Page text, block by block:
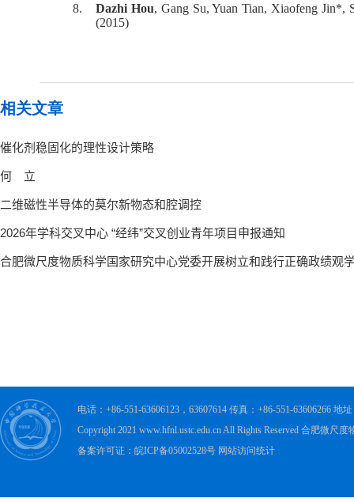
8.
Dazhi Hou, Gang Su, Yuan Tian, Xiaofeng
(2015)
相关文章
电话：+86-551-63606123，63607614 传真：+86-551-63606266 地
Copyright 2021 www.hfnl.ustc.edu.cn All Rights Reserved 合肥微尺
备案许可证：皖ICP备05002528号 网站访问统计